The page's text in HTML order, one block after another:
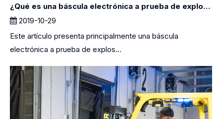
¿Qué es una báscula electrónica a prueba de explosiones?
2019-10-29
Este artículo presenta principalmente una báscula
electrónica a prueba de explos...